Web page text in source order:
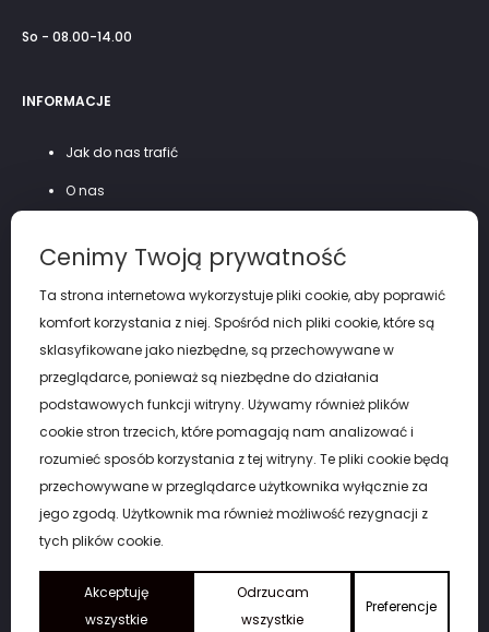
So - 08.00-14.00
INFORMACJE
Jak do nas trafić
O nas
Polityka prywatności
Copyright by eGARNITUR Łódź. © 2026
Cenimy Twoją prywatność
Ta strona internetowa wykorzystuje pliki cookie, aby poprawić
komfort korzystania z niej. Spośród nich pliki cookie, które są
sklasyfikowane jako niezbędne, są przechowywane w
przeglądarce, ponieważ są niezbędne do działania
podstawowych funkcji witryny. Używamy również plików
cookie stron trzecich, które pomagają nam analizować i
rozumieć sposób korzystania z tej witryny. Te pliki cookie będą
przechowywane w przeglądarce użytkownika wyłącznie za
jego zgodą. Użytkownik ma również możliwość rezygnacji z
tych plików cookie.
Akceptuję
wszystkie
Odrzucam
wszystkie
Preferencje